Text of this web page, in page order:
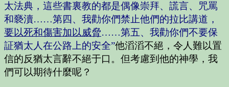
太法典，這些書裏教的都是偶像崇拜、謊言、咒罵
和褻瀆……第四、我勸你們禁止他們的拉比講道，
要以死和傷害加以威脅……第五、我勸你們不要保
証猶太人在公路上的安全”他滔滔不絕，令人難以置
信的反猶太言辭不絕于口。但考慮到他的神學，我
們可以期待什麼呢？